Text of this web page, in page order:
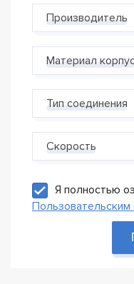
Производитель
Материал
Тип соединения
Скорость
Я полностью
Пользовательским